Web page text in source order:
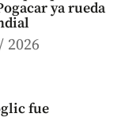
ya rueda
2026
fue